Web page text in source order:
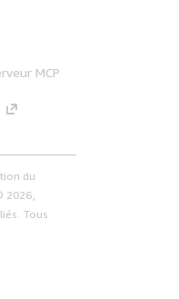
MCP
du
2026,
Tous